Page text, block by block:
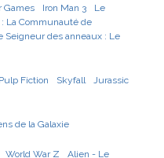
Games Iron Man 3
Le
La Communauté de
Seigneur des anneaux : Le
Pulp Fiction Skyfall
Jurassic
de la Galaxie
World War Z Alien - Le